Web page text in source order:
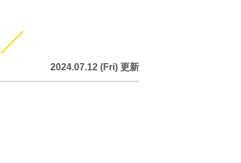
2024.07.12 (Fri) 更新